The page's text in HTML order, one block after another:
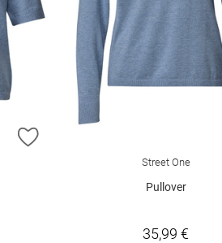
ZUR WUNSCHLISTE HINZUFÜGEN
Street One
Pullover
35,99 €